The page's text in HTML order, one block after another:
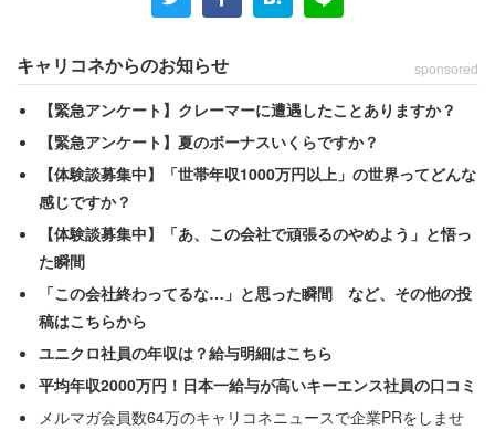
キャリコネからのお知らせ sponsored
【緊急アンケート】クレーマーに遭遇したことありますか？
【緊急アンケート】夏のボーナスいくらですか？
【体験談募集中】「世帯年収1000万円以上」の世界ってどんな
感じですか？
【体験談募集中】「あ、この会社で頑張るのやめよう」と悟っ
た瞬間
「この会社終わってるな…」と思った瞬間 など、その他の投
稿はこちらから
ユニクロ社員の年収は？給与明細はこちら
平均年収2000万円！日本一給与が高いキーエンス社員の口コミ
メルマガ会員数64万のキャリコネニュースで企業PRをしませ